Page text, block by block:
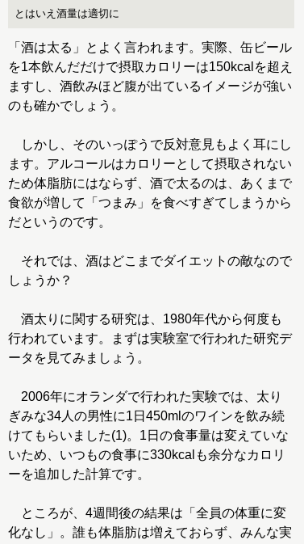
とはいえ酒量は適切に
「酒は太る」とよく言われます。実際、缶ビール
を1本飲んだだけで摂取カロリーは150kcalを超え
ますし、酒飲みほど腹が出ているイメージが強い
のも確かでしょう。
しかし、そのいっぽうで反対意見もよく耳にし
ます。アルコールはカロリーとして摂取されない
ため体脂肪にはならず、酒で太るのは、あくまで
食欲が増して「つまみ」を食べすぎてしまうから
だというのです。
それでは、酒はどこまでダイエットの敵なので
しょうか？
酒太りに関する研究は、1980年代から何度も
行われています。まずは実験室で行われた研究デ
ータを見てみましょう。
2006年にオランダで行われた実験では、太り
ぎみな34人の男性に1日450mlのワインを飲み続
けてもらいました(1)。1日の食事量は変えていな
いため、いつもの食事に330kcalも余分なカロリ
ーを追加した計算です。
ところが、4週間後の結果は「全員の体重に変
化なし」。誰も体脂肪は増えておらず、みんな実